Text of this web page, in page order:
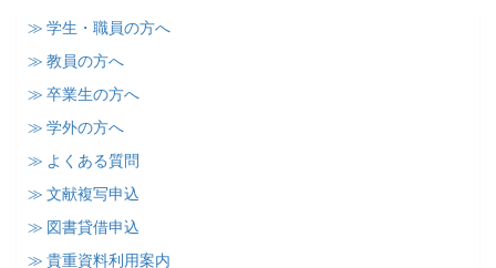
≫ 学生・職員の方へ
≫ 教員の方へ
≫ 卒業生の方へ
≫ 学外の方へ
≫ よくある質問
≫ 文献複写申込
≫ 図書貸借申込
≫ 貴重資料利用案内